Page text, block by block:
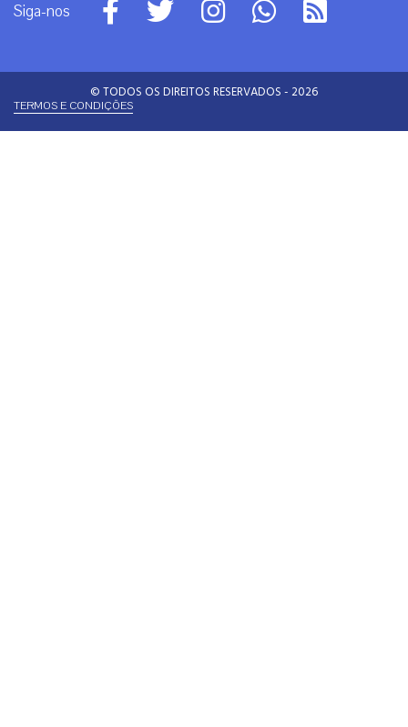
Siga-nos
© TODOS OS DIREITOS RESERVADOS - 2026
TERMOS E CONDIÇÕES